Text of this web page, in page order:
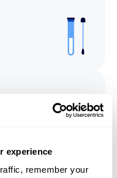
experience
remember your